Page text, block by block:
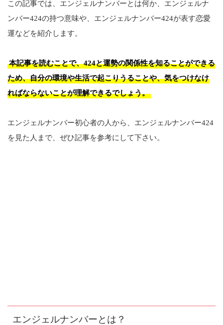
この記事では、エンジェルナンバーとは何か、エンジェルナ
ンバー424の持つ意味や、エンジェルナンバー424が表す恋愛
運などを紹介します。
本記事を読むことで、424と運勢の関係性を知ることができる
ため、自分の環境や生活で起こりうることや、気をつけなけ
ればならないことが理解できるでしょう。
エンジェルナンバー初心者の人から、エンジェルナンバー424
を見た人まで、ぜひ記事を参考にして下さい。
エンジェルナンバーとは？